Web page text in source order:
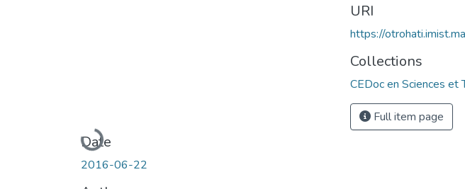
Loading...
Date
2016-06-22
URI
https://
Collections
CEDoc en Sciences et
Full item page